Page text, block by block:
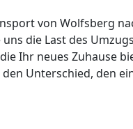
von Wolfsberg
die Last des
Ihr neues Zuhause
Unterschied, den